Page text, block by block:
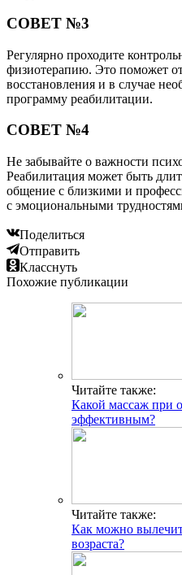
СОВЕТ №3
Регулярно проходите
физиотерапию. Это поможет
восстановления и в случае
программу реабилитации.
СОВЕТ №4
Не забывайте о важности
Реабилитация может быть
общение с близкими и
с эмоциональными
Поделиться
Отправить
Класснуть
Похожие публикации
Читайте также:
Какой массаж при
эффективным?
Читайте также:
Как можно
возраста?